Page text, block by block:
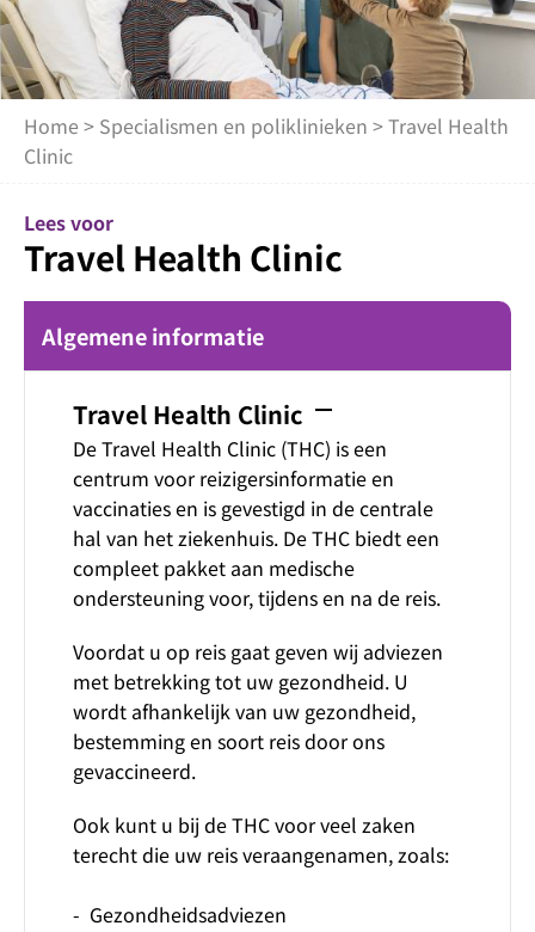
Home > Specialismen en poliklinieken > Travel Health
Clinic
Lees voor
Travel Health Clinic
Algemene informatie
Travel Health Clinic remove
De Travel Health Clinic (THC) is een
centrum voor reizigersinformatie en
vaccinaties en is gevestigd in de centrale
hal van het ziekenhuis. De THC biedt een
compleet pakket aan medische
ondersteuning voor, tijdens en na de reis.
Voordat u op reis gaat geven wij adviezen
met betrekking tot uw gezondheid. U
wordt afhankelijk van uw gezondheid,
bestemming en soort reis door ons
gevaccineerd.
Ook kunt u bij de THC voor veel zaken
terecht die uw reis veraangenamen, zoals:
- Gezondheidsadviezen